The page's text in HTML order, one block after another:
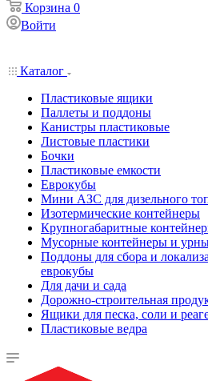
Корзина 0
Войти
Каталог
Пластиковые ящики
Паллеты и поддоны
Канистры пластиковые
Листовые пластики
Бочки
Пластиковые емкости
Еврокубы
Мини АЗС для дизельного
Изотермические контейнеры
Крупногабаритные
Мусорные контейнеры и
Поддоны для сбора и
еврокубы
Для дачи и сада
Дорожно-строительная
Ящики для песка, соли и
Пластиковые ведра